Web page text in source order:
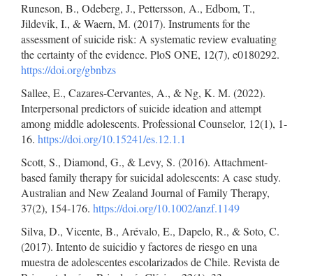
Runeson, B., Odeberg, J., Pettersson, A., Edbom, T.,
Jildevik, I., & Waern, M. (2017). Instruments for the
assessment of suicide risk: A systematic review evaluating
the certainty of the evidence. PloS ONE, 12(7), e0180292.
https://doi.org/gbnbzs
Sallee, E., Cazares-Cervantes, A., & Ng, K. M. (2022).
Interpersonal predictors of suicide ideation and attempt
among middle adolescents. Professional Counselor, 12(1), 1-
16. https://doi.org/10.15241/es.12.1.1
Scott, S., Diamond, G., & Levy, S. (2016). Attachment-
based family therapy for suicidal adolescents: A case study.
Australian and New Zealand Journal of Family Therapy,
37(2), 154-176. https://doi.org/10.1002/anzf.1149
Silva, D., Vicente, B., Arévalo, E., Dapelo, R., & Soto, C.
(2017). Intento de suicidio y factores de riesgo en una
muestra de adolescentes escolarizados de Chile. Revista de